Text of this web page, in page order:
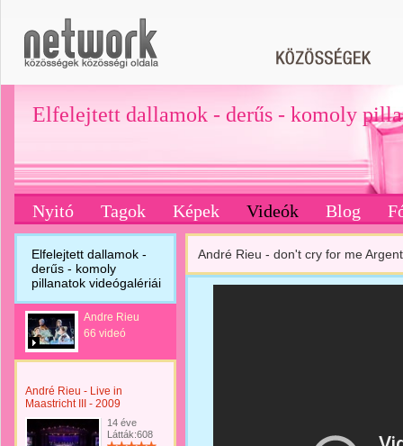
Elfelejtett dallamok - derűs - komoly
Nyitó Tagok Képek Videók Blog
Elfelejtett dallamok -
derűs - komoly
pillanatok videógalériái
Andre Rieu
66 videó
André Rieu - Live in
Maastricht III - 2009
14 éve
Látták:608
André Rieu - don't cry for me